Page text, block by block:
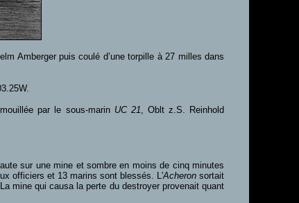
Amberger puis coulé d’une torpille à 27 milles dans
par le sous-marin UC 21, Oblt z.S. Reinhold
sur une mine et sombre en moins de cinq minutes
officiers et 13 marins sont blessés. L'Acheronsortait
mine qui causa la perte du destroyer provenait quant